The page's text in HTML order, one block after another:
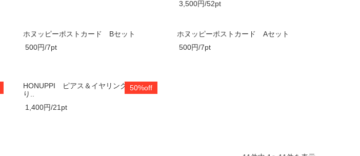
3,500円/52pt
ホヌッピーポストカード Bセット
500円/7pt
ホヌッピーポストカード Aセット
500円/7pt
50%off
HONUPPI ピアス＆イヤリングＡ：波乗
り..
1,400円/21pt